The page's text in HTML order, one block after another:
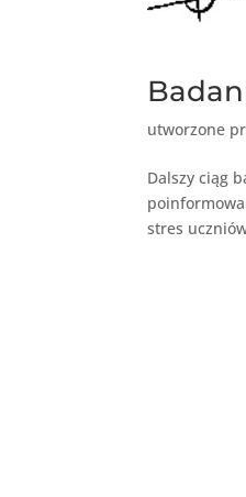
utworzone
Dalszy ciąg
stres